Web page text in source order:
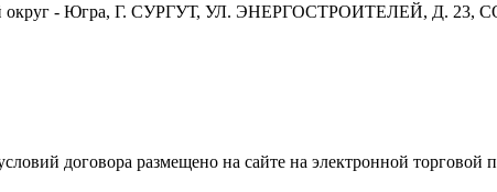
округ - Югра, Г. СУРГУТ, УЛ. ЭНЕРГОСТРОИТЕЛЕЙ, Д. 23,
договора размещено на сайте на электронной торговой